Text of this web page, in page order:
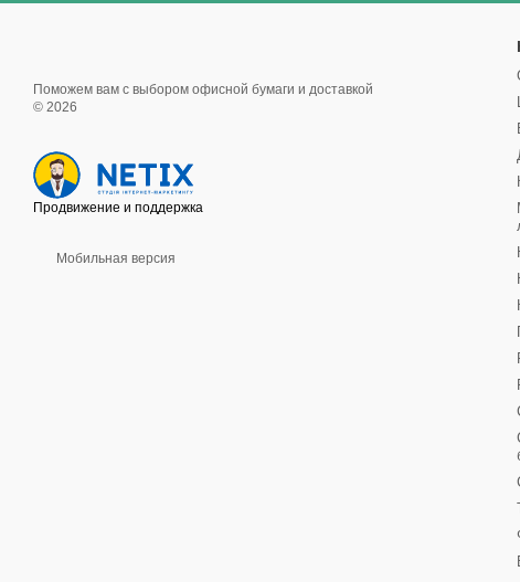
Поможем вам с выбором офисной бумаги и доставкой
© 2026
Продвижение и поддержка
Мобильная версия